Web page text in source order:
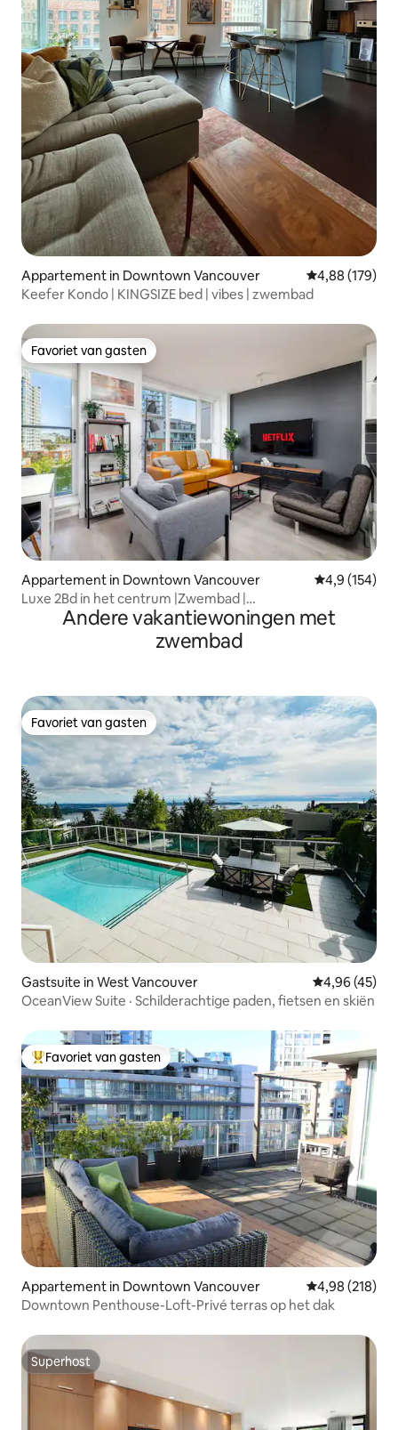
Appartement in Downtown Vancouver Gemiddelde
4,88 (179)
Keefer Kondo | KINGSIZE bed | vibes | zwembad
Favoriet van gasten
Favoriet van gasten
Appartement in Downtown Vancouver Gemiddelde
4,9 (154)
Luxe 2Bd in het centrum |Zwembad |
Parkeren|Bubbelbad|Sauna
Andere vakantiewoningen met
zwembad
Favoriet van gasten
Favoriet van gasten
Gastsuite in West Vancouver Gemiddelde
4,96 (45)
OceanView Suite · Schilderachtige paden, fietsen en skiën
Topfavoriet van gasten
Favoriet van gasten
Appartement in Downtown Vancouver Gemiddelde
4,98 (218)
Downtown Penthouse-Loft-Privé terras op het dak
Superhost
Superhost